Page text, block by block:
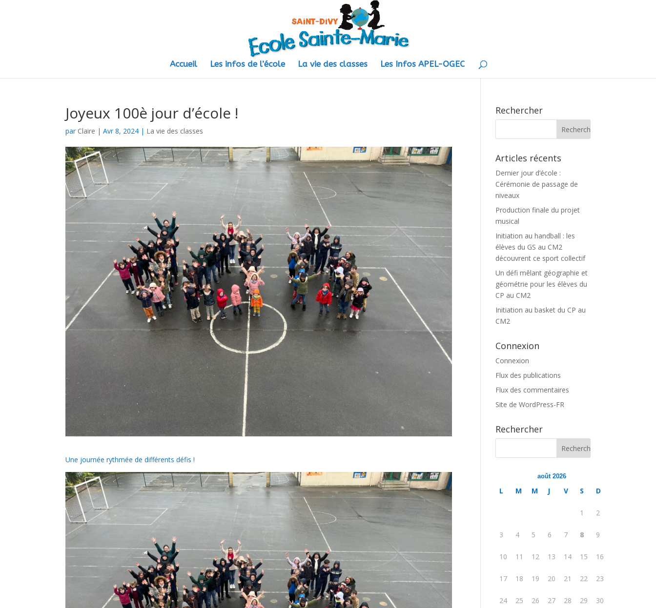
Accueil Les infos de l’école La vie des classes Les Infos APEL-OGEC
Joyeux 100è jour d’école !
par Claire |Avr 8, 2024 | La vie des classes
Une journée rythmée de différents défis !
Rechercher
Articles récents
Dernier jour d’école :
Cérémonie de passage de
niveaux
Production finale du projet
musical
Initiation au handball : les
élèves du GS au CM2
découvrent ce sport collectif
Un défi mêlant géographie et
géométrie pour les élèves du
CP au CM2
Initiation au basket du CP au
CM2
Connexion
Connexion
Flux des publications
Flux des commentaires
Site de WordPress-FR
Rechercher
août 2026
L M M J V S D
1 2
3 4 5 6 7 8 9
10 11 12 13 14 15 16
17 18 19 20 21 22 23
24 25 26 27 28 29 30